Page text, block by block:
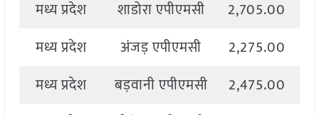
मध्य प्रदेश
शाडोरा एपीएमसी 2,705.00
मध्य प्रदेश
अंजड़ एपीएमसी 2,275.00
मध्य प्रदेश
बड़वानी एपीएमसी 2,475.00